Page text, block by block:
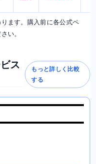
ます。購入前に各公式ペ
い。
ス
もっと詳しく比較
する